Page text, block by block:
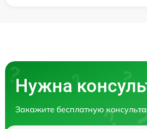
Нужна
Закажите бесплатную